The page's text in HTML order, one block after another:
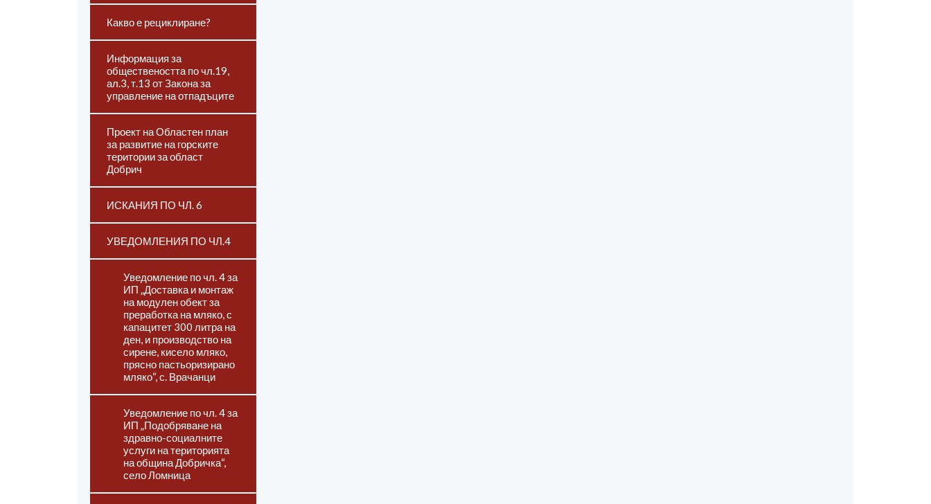
Какво е рециклиране?
Информация за
обществеността по чл.19,
ал.3, т.13 от Закона за
управление на отпадъците
Проект на Областен план
за развитие на горските
територии за област
Добрич
ИСКАНИЯ ПО ЧЛ. 6
УВЕДОМЛЕНИЯ ПО ЧЛ.4
Уведомление по чл. 4 за
ИП „Доставка и монтаж
на модулен обект за
преработка на мляко, с
капацитет 300 литра на
ден, и производство на
сирене, кисело мляко,
прясно пастьоризирано
мляко“, с. Врачанци
Уведомление по чл. 4 за
ИП „Подобряване на
здравно-социалните
услуги на територията
на община Добричка“,
село Ломница